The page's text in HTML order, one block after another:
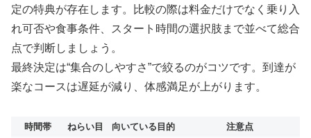
定の特典が存在します。比較の際は料金だけでなく乗り入
れ可否や食事条件、スタート時間の選択肢まで並べて総合
点で判断しましょう。
最終決定は“集合のしやすさ”で絞るのがコツです。到達が
楽なコースは遅延が減り、体感満足が上がります。
時間帯 ねらい目 向いている目的
注意点